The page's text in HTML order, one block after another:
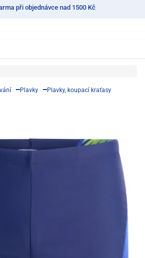
při objednávce nad 1500 Kč
Plavky
Plavky, koupací kraťasy